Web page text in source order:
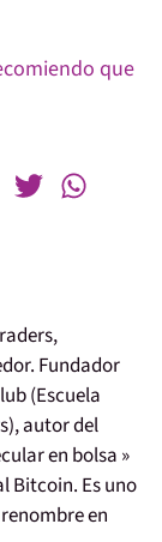
que
Fundador
(Escuela
autor del
en bolsa »
Bitcoin. Es uno
en